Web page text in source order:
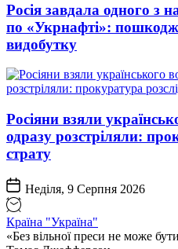
Росія завдала одного з
по «Укрнафті»:
видобутку
Росіяни взяли
одразу розстріляли:
страту
Неділя, 9 Серпня 2026
Країна "Україна"
«Без вільної преси не може